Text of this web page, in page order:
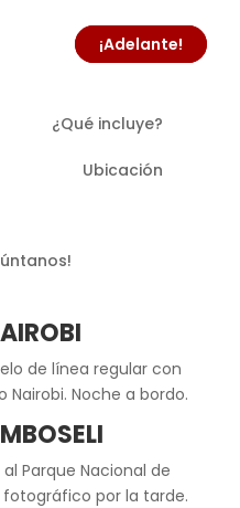
¡Adelante!
¿Qué incluye?
Ubicación
de línea regular con
Nairobi. Noche a bordo.
Parque Nacional de
fotográfico por la tarde.